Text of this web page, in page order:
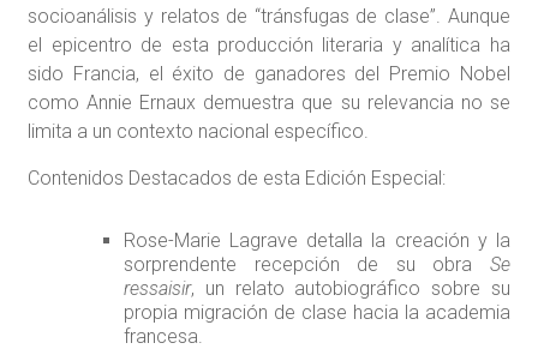
socioanálisis y relatos de “tránsfugas de clase”. Aunque
el epicentro de esta producción literaria y analítica ha
sido Francia, el éxito de ganadores del Premio Nobel
como Annie Ernaux demuestra que su relevancia no se
limita a un contexto nacional específico.
Contenidos Destacados de esta Edición Especial:
Rose-Marie Lagrave detalla la creación y la
sorprendente recepción de su obra Se
ressaisir, un relato autobiográfico sobre su
propia migración de clase hacia la academia
francesa.